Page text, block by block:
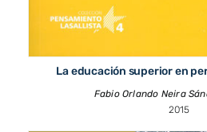
La educación superior en
Fabio Orlando Neira
2015